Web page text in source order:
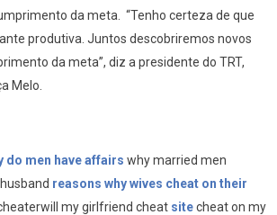
da meta. “Tenho certeza de que
produtiva. Juntos descobriremos novos
da meta”, diz a presidente do TRT,
Melo.
do men have affairs why married men
reasons why wives cheat on their
my girlfriend cheat sitecheat on my